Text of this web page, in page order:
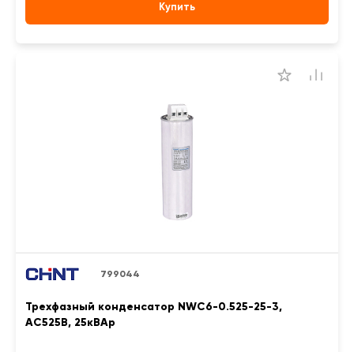
Купить
799044
Трехфазный конденсатор NWC6-0.525-25-3,
АС525В, 25кВАр